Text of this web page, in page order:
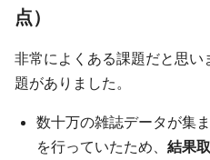
点）
非常によくある課題だと思
題がありました。
数十万の雑誌データが集
を行っていたため、 結果